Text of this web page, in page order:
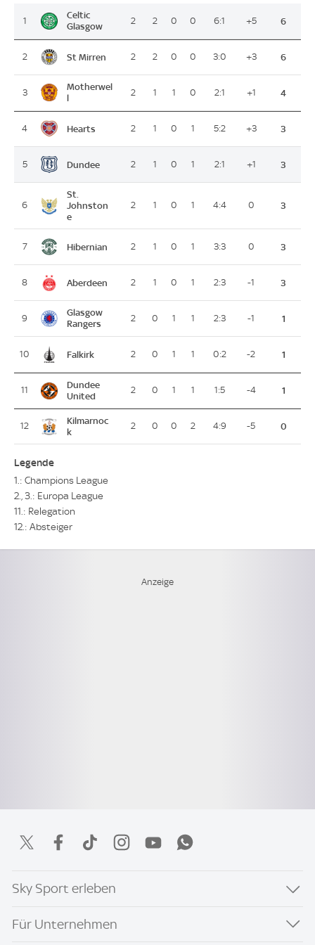
1
Celtic
Glasgow
2 2 0 0 6:1 +5 6
2 St Mirren 2 2 0 0 3:0 +3 6
3
Motherwel
l
2 1 1 0 2:1 +1 4
4 Hearts 2 1 0 1 5:2 +3 3
5 Dundee 2 1 0 1 2:1 +1 3
6
St.
Johnston
e
2 1 0 1 4:4 0 3
7 Hibernian 2 1 0 1 3:3 0 3
8 Aberdeen 2 1 0 1 2:3 -1 3
9
Glasgow
Rangers
2 0 1 1 2:3 -1 1
10 Falkirk 2 0 1 1 0:2 -2 1
11
Dundee
United
2 0 1 1 1:5 -4 1
12
Kilmarnoc
k
2 0 0 2 4:9 -5 0
Legende
1.: Champions League
2., 3.: Europa League
11.: Relegation
12.: Absteiger
Sky Sport erleben
Für Unternehmen